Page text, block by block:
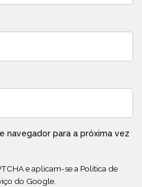
navegador para a próxima vez
e aplicam-se a Política de
do Google.